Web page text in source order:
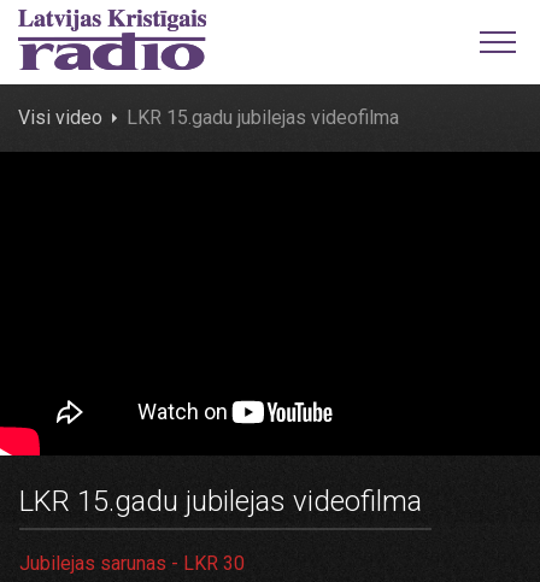
Visi video LKR 15.gadu jubilejas videofilma
LKR 15.gadu jubilejas videofilma
Jubilejas sarunas - LKR 30